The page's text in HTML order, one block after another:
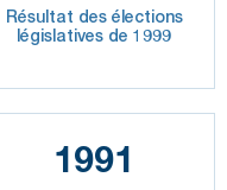
Résultat des élections
législatives de 1999
1991